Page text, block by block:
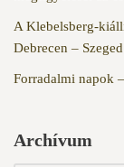
A Klebelsberg-
Debrecen –
Forradalmi napok
Archívum